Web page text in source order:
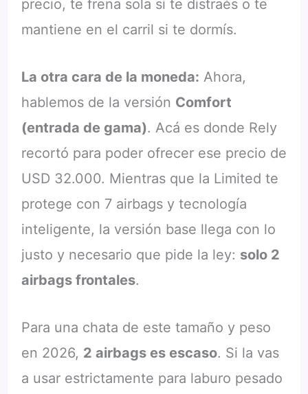
precio, te frena sola si te distraés o te
mantiene en el carril si te dormís.
La otra cara de la moneda: Ahora,
hablemos de la versión Comfort
(entrada de gama). Acá es donde Rely
recortó para poder ofrecer ese precio de
USD 32.000. Mientras que la Limited te
protege con 7 airbags y tecnología
inteligente, la versión base llega con lo
justo y necesario que pide la ley: solo 2
airbags frontales.
Para una chata de este tamaño y peso
en 2026, 2 airbags es escaso. Si la vas
a usar estrictamente para laburo pesado